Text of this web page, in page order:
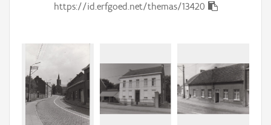
Thema
Gebeurtenis
Persoon of collectief
Downloads
https://id.erfgoed.net/themas/13420